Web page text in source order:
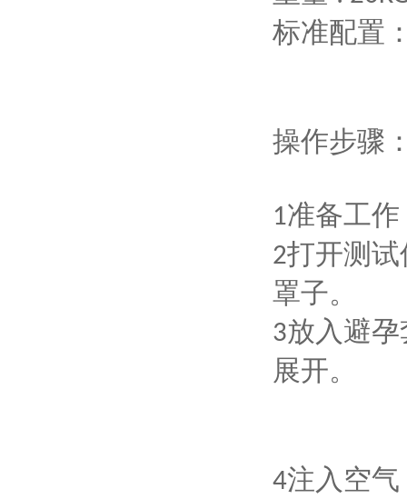
标准配置
操作步骤
1准备工
2打开测
罩子。
3放入避
展开。
4注入空